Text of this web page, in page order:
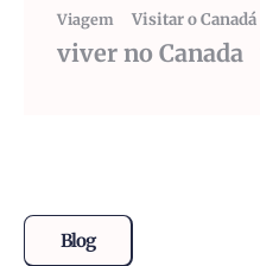
Viagem Visitar o Canadá
viver no Canada
Blog